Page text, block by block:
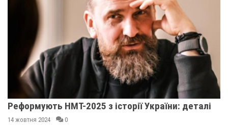
Реформують НМТ-2025 з історії України: деталі
14 жовтня 2024 0